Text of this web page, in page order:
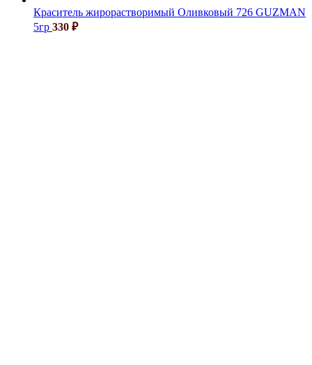
Краситель жирорастворимый Оливковый 726 GUZMAN
5гр 330 ₽